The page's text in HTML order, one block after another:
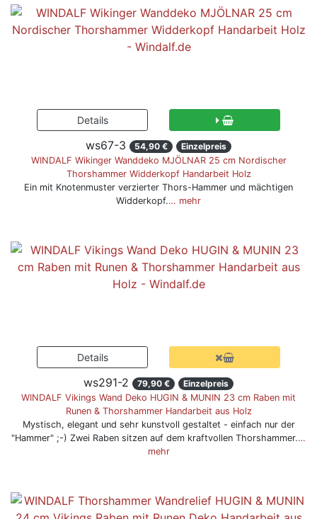
ws67-3 54,90 €
Einzelpreis
WINDALF Wikinger Wanddeko MJÖLNAR 25 cm Nordischer
Thorshammer Widderkopf Handarbeit Holz
Ein mit Knotenmuster verzierter Thors-Hammer und mächtigen
Widderkopf.… mehr
ws291-2 79,90 €
Einzelpreis
WINDALF Vikings Wand Deko HUGIN & MUNIN 23 cm Raben mit
Runen & Thorshammer Handarbeit aus Holz
Mystisch, elegant und sehr kunstvoll gestaltet - einfach nur der
"Hammer" ;-) Zwei Raben sitzen auf dem kraftvollen Thorshammer.…
mehr